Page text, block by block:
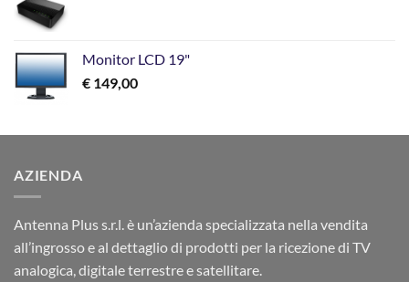
Monitor LCD 19"
€ 149,00
AZIENDA
Antenna Plus s.r.l. è un’azienda specializzata nella vendita
all’ingrosso e al dettaglio di prodotti per la ricezione di TV
analogica, digitale terrestre e satellitare.